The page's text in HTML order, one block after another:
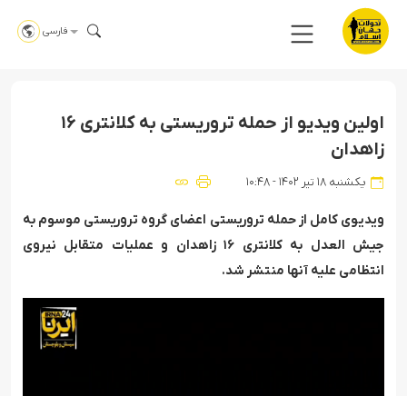
فارسی
اولین ویدیو از حمله تروریستی به کلانتری ۱۶
زاهدان
یکشنبه ۱۸ تیر ۱۴۰۲ - ۱۰:۴۸
ویدیوی کامل از حمله تروریستی اعضای گروه تروریستی موسوم به
جیش العدل به کلانتری ۱۶ زاهدان و عملیات متقابل نیروی
انتظامی علیه آنها منتشر شد.